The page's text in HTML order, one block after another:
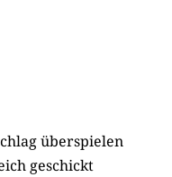
überspielen
geschickt